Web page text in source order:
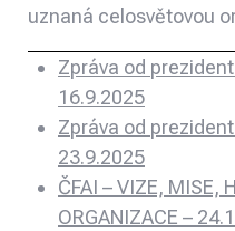
uznaná celosvětovou
Zpráva od
16.9.2025
Zpráva od
23.9.2025
ČFAI – VIZE, MISE,
ORGANIZACE –